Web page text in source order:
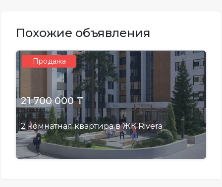
Похожие объявления
Продажа
21 700 000 ₸
2 комнатная квартира в ЖК Rivera